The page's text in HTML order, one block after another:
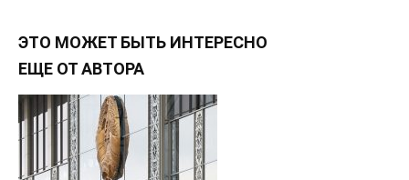
ЭТО МОЖЕТ БЫТЬ ИНТЕРЕСНО
ЕЩЕ ОТ АВТОРА